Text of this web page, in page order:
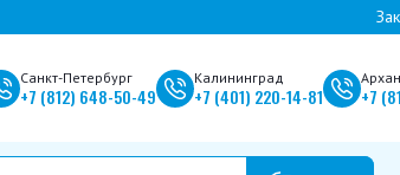
Санкт-Петербург
+7 (812) 648-50-49
Калининград
+7 (401) 220-14-81 +7